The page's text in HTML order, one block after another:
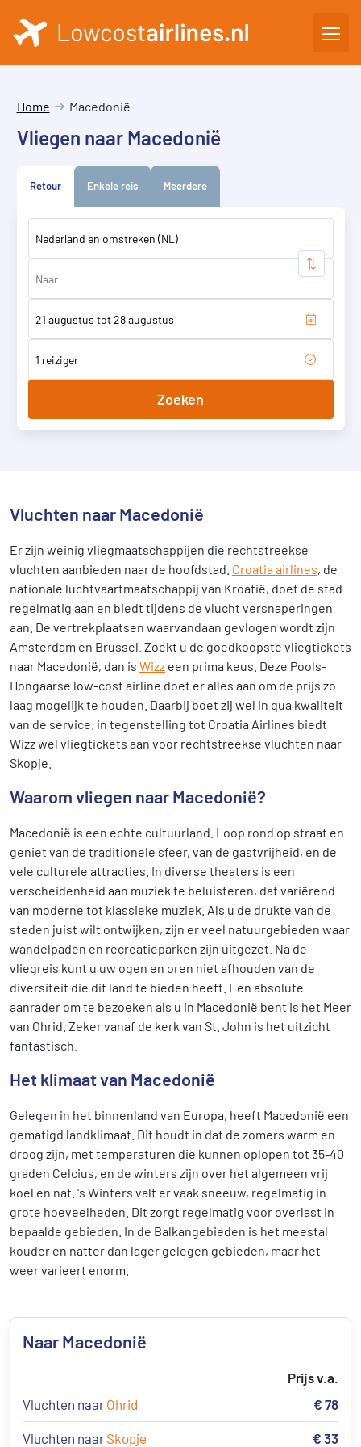
Home Macedonië
Vliegen naar Macedonië
Retour Enkele reis Meerdere
1 reiziger
Zoeken
Vluchten naar Macedonië
Er zijn weinig vliegmaatschappijen die rechtstreekse
vluchten aanbieden naar de hoofdstad. Croatia airlines, de
nationale luchtvaartmaatschappij van Kroatië, doet de stad
regelmatig aan en biedt tijdens de vlucht versnaperingen
aan. De vertrekplaatsen waarvandaan gevlogen wordt zijn
Amsterdam en Brussel. Zoekt u de goedkoopste vliegtickets
naar Macedonië, dan is Wizz een prima keus. Deze Pools-
Hongaarse low-cost airline doet er alles aan om de prijs zo
laag mogelijk te houden. Daarbij boet zij wel in qua kwaliteit
van de service. in tegenstelling tot Croatia Airlines biedt
Wizz wel vliegtickets aan voor rechtstreekse vluchten naar
Skopje.
Waarom vliegen naar Macedonië?
Macedonië is een echte cultuurland. Loop rond op straat en
geniet van de traditionele sfeer, van de gastvrijheid, en de
vele culturele attracties. In diverse theaters is een
verscheidenheid aan muziek te beluisteren, dat variërend
van moderne tot klassieke muziek. Als u de drukte van de
steden juist wilt ontwijken, zijn er veel natuurgebieden waar
wandelpaden en recreatieparken zijn uitgezet. Na de
vliegreis kunt u uw ogen en oren niet afhouden van de
diversiteit die dit land te bieden heeft. Een absolute
aanrader om te bezoeken als u in Macedonië bent is het Meer
van Ohrid. Zeker vanaf de kerk van St. John is het uitzicht
fantastisch.
Het klimaat van Macedonië
Gelegen in het binnenland van Europa, heeft Macedonië een
gematigd landklimaat. Dit houdt in dat de zomers warm en
droog zijn, met temperaturen die kunnen oplopen tot 35-40
graden Celcius, en de winters zijn over het algemeen vrij
koel en nat. 's Winters valt er vaak sneeuw, regelmatig in
grote hoeveelheden. Dit zorgt regelmatig voor overlast in
bepaalde gebieden. In de Balkangebieden is het meestal
kouder en natter dan lager gelegen gebieden, maar het
weer varieert enorm.
Naar Macedonië
Prijs v.a.
Vluchten naar Ohrid € 78
Vluchten naar Skopje € 33